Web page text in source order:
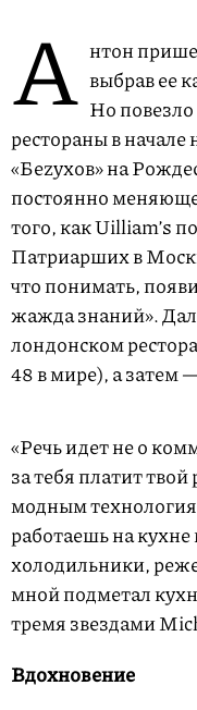
А нтон
выбрав ее
Но
рестораны в
«Беzухов» на
постоянно
того, как Uilliam’s
Патриарших в
что понимать,
жажда знаний».
лондонском
48 в мире), а затем
«Речь идет не о
за тебя платит
модным
работаешь на
холодильники,
мной подметал
тремя звездами
Вдохновение